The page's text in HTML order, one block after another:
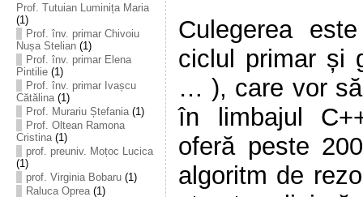
Prof. Tutuian Luminița Maria
(1)
Prof. înv. primar Chivoiu
Nușa Stelian(1)
Prof. înv. primar Elena
Pintilie(1)
Prof. înv. primar Ivașcu
Cătălina(1)
Prof. Murariu Ștefania(1)
Prof. Oltean Ramona
Cristina(1)
prof. preuniv. Moțoc Lucica
(1)
prof. Virginia Bobaru(1)
Raluca Oprea(1)
Culegerea
ciclul primar și
… ), care vor
în limbajul
oferă peste
algoritm de